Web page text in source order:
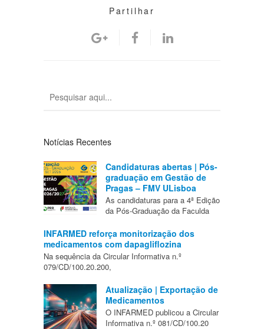
Partilhar
Notícias Recentes
Candidaturas abertas | Pós-
graduação em Gestão de
Pragas – FMV ULisboa
As candidaturas para a 4ª Edição
da Pós-Graduação da Faculda
INFARMED reforça monitorização dos
medicamentos com dapagliflozina
Na sequência da Circular Informativa n.º
079/CD/100.20.200,
Atualização | Exportação de
Medicamentos
O INFARMED publicou a Circular
Informativa n.º 081/CD/100.20